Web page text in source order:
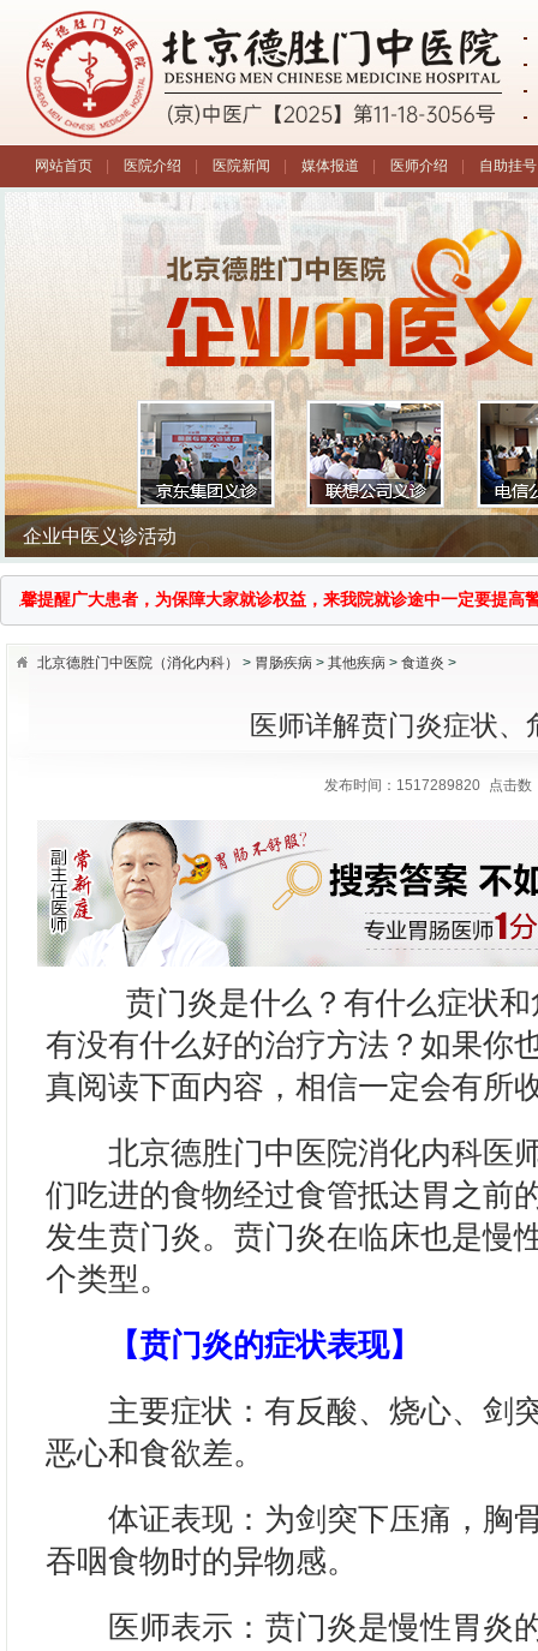
网站首页 医院介绍 医院新闻 媒体报道 医师介绍 自助挂号
第三届全国中医疑难病诊疗学术报告会
企业中医义诊活动
国医大师传承拜师仪式
提醒广大患者，为保障大家就诊权益，来我院就诊途中一定要提高警
北京德胜门中医院（消化内科） > 胃肠疾病 > 其他疾病 > 食道炎 >
医师详解贲门炎症状、
发布时间：1517289820 点击数
贲门炎是什么？有什么症状和
有没有什么好的治疗方法？如果你
真阅读下面内容，相信一定会有所
北京德胜门中医院消化内科医
们吃进的食物经过食管抵达胃之前
发生贲门炎。贲门炎在临床也是慢
个类型。
【贲门炎的症状表现】
主要症状：有反酸、烧心、剑
恶心和食欲差。
体证表现：为剑突下压痛，胸
吞咽食物时的异物感。
医师表示：贲门炎是慢性胃炎